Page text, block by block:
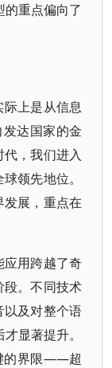
重点偏向了
上是从信息
达国家的金
，我们进入
领先地位。
展，重点在
应用跨越了奇
段。不同技术
及对整个语
显著提升。
的界限——超